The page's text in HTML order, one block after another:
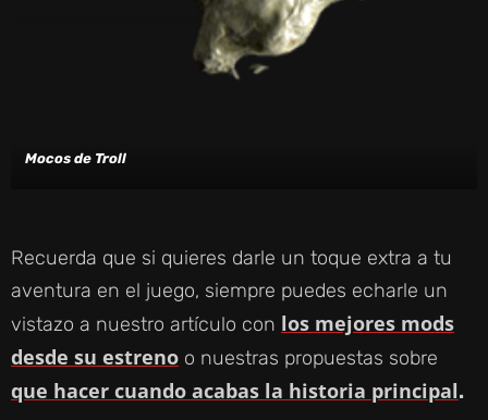
Mocos de Troll
Recuerda que si quieres darle un toque extra a tu
aventura en el juego, siempre puedes echarle un
vistazo a nuestro artículo con los mejores mods
desde su estreno o nuestras propuestas sobre
que hacer cuando acabas la historia principal.